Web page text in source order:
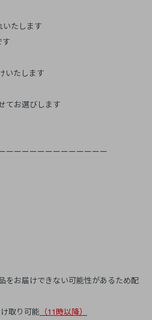
いたします
いたします
てお選びします
ーーーーーーーーーーーーー
をお届けできない可能性があるため配
取り可能 （11時以降）